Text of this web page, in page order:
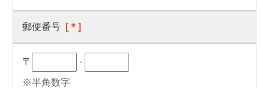
郵便番号 [＊]
〒 -
※半角数字